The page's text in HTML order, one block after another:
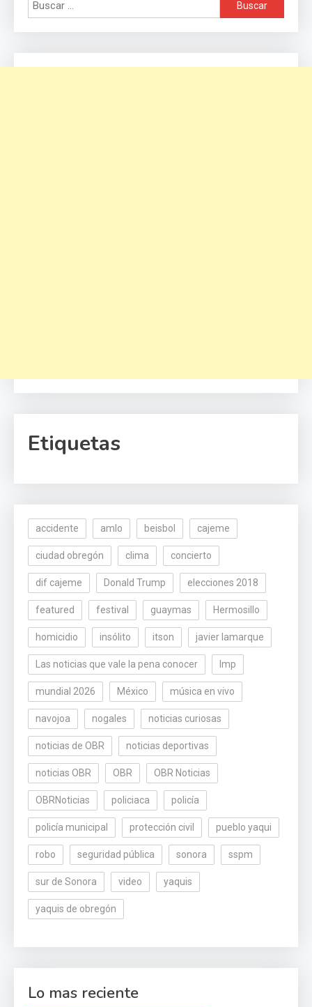
Etiquetas
accidente amlo beisbol cajeme
ciudad obregón clima concierto
dif cajeme Donald Trump elecciones 2018
featured festival guaymas Hermosillo
homicidio insólito itson javier lamarque
Las noticias que vale la pena conocer lmp
mundial 2026 México música en vivo
navojoa nogales noticias curiosas
noticias de OBR noticias deportivas
noticias OBR OBR OBR Noticias
OBRNoticias policiaca policía
policía municipal protección civil pueblo yaqui
robo seguridad pública sonora sspm
sur de Sonora video yaquis
yaquis de obregón
Lo mas reciente